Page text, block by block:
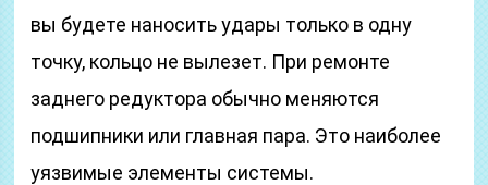
вы будете наносить удары только в одну
точку, кольцо не вылезет. При ремонте
заднего редуктора обычно меняются
подшипники или главная пара. Это наиболее
уязвимые элементы системы.